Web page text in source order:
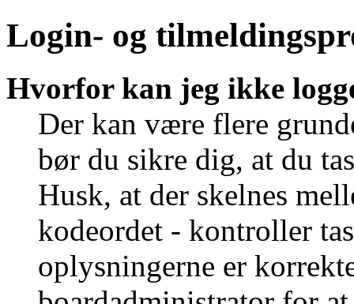
Login- og
Hvorfor kan jeg ikke
Der kan være flere
bør du sikre dig, at du
Husk, at der skelnes
kodeordet - kontroller
oplysningerne er